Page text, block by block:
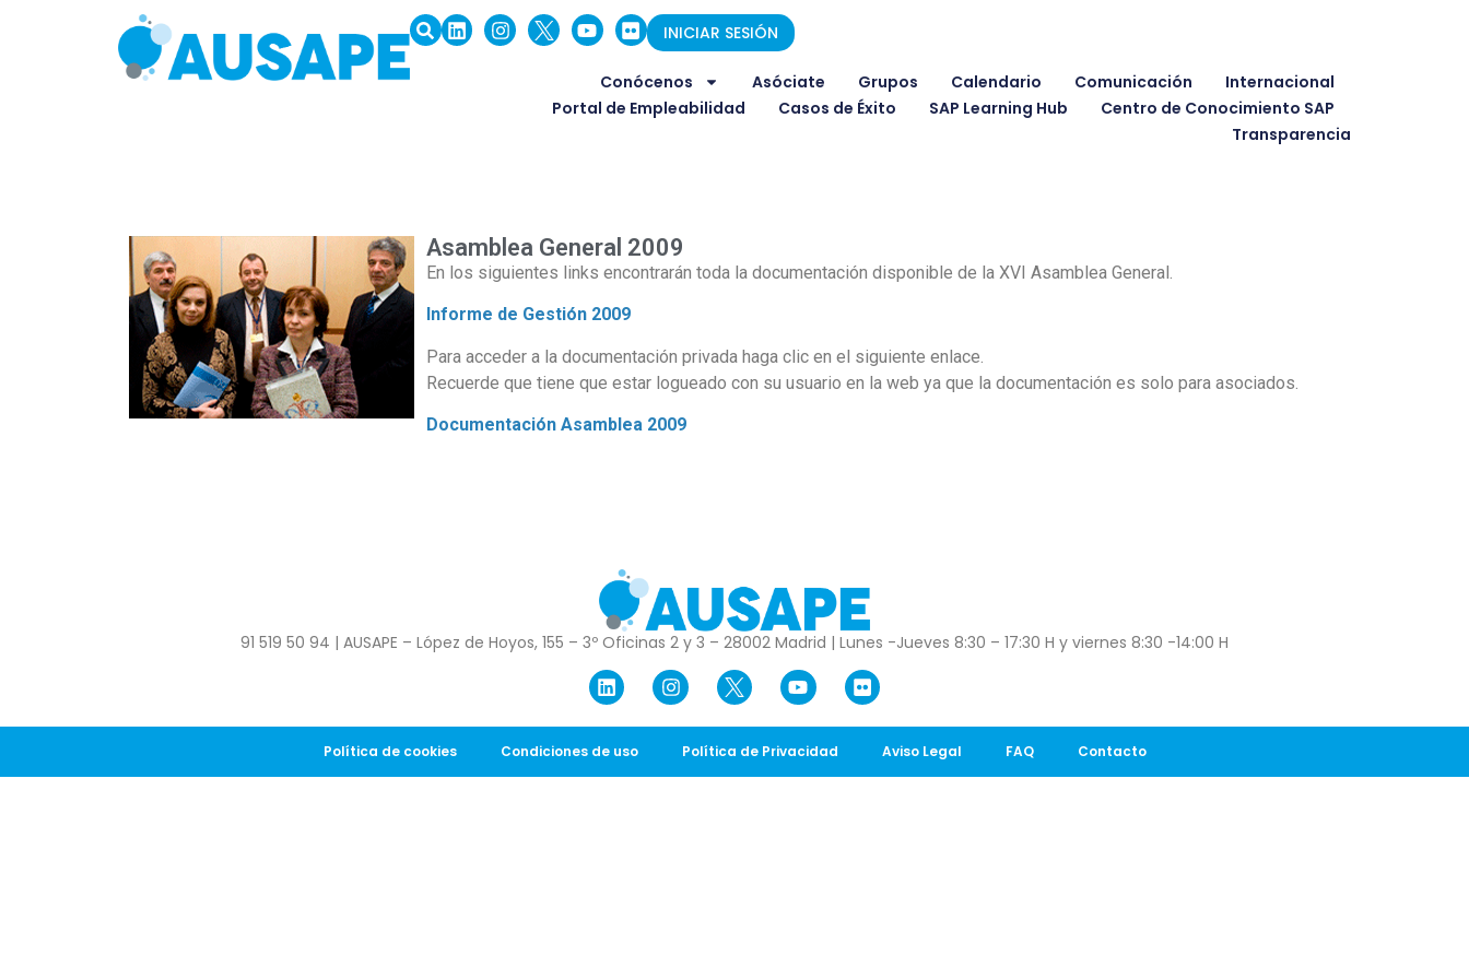
INICIAR SESIÓN
Conócenos Asóciate Grupos Calendario Comunicación
Internacional
Portal de Empleabilidad
Casos de Éxito SAP Learning Hub
Centro de Conocimiento SAP
Transparencia
Asamblea General 2009
En los siguientes links encontrarán toda la documentación disponible de la XVI Asamblea General.
Informe de Gestión 2009
Para acceder a la documentación privada haga clic en el siguiente enlace.
Recuerde que tiene que estar logueado con su usuario en la web ya que la documentación es solo para asociados.
Documentación Asamblea 2009
91 519 50 94 | AUSAPE – López de Hoyos, 155 – 3º Oficinas 2 y 3 – 28002 Madrid | Lunes -Jueves 8:30 – 17:30 H y viernes 8:30 -14:00 H
Política de cookies Condiciones de uso Política de Privacidad Aviso Legal FAQ Contacto